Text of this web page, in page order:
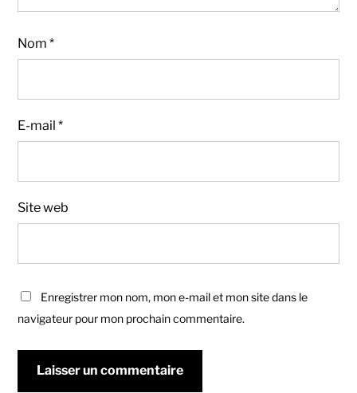
Nom*
E-mail*
Site web
Enregistrer mon nom, mon e-mail et mon site dans le
navigateur pour mon prochain commentaire.